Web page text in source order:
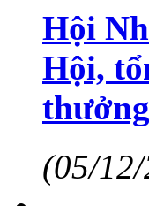
Hội
Hội,
(05/